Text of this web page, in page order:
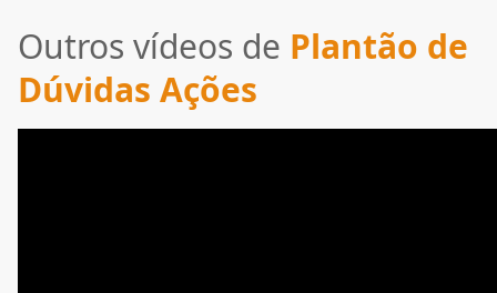
Outros vídeos de Plantão de
Dúvidas Ações